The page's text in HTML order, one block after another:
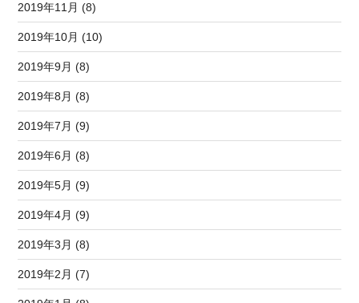
2019年11月 (8)
2019年10月 (10)
2019年9月 (8)
2019年8月 (8)
2019年7月 (9)
2019年6月 (8)
2019年5月 (9)
2019年4月 (9)
2019年3月 (8)
2019年2月 (7)